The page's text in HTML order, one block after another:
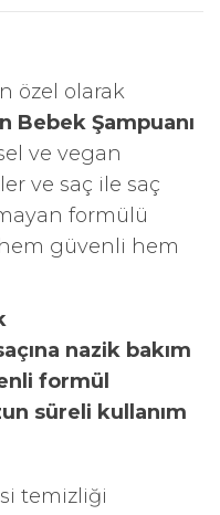
özel olarak
Bebek Şampuanı
ve vegan
ve saç ile saç
formülü
güvenli hem
nazik bakım
formül
süreli kullanım
temizliği